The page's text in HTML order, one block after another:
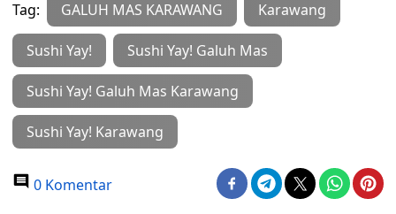
Tag: GALUH MAS KARAWANG Karawang
Sushi Yay! Sushi Yay! Galuh Mas
Sushi Yay! Galuh Mas Karawang
Sushi Yay! Karawang
0 Komentar